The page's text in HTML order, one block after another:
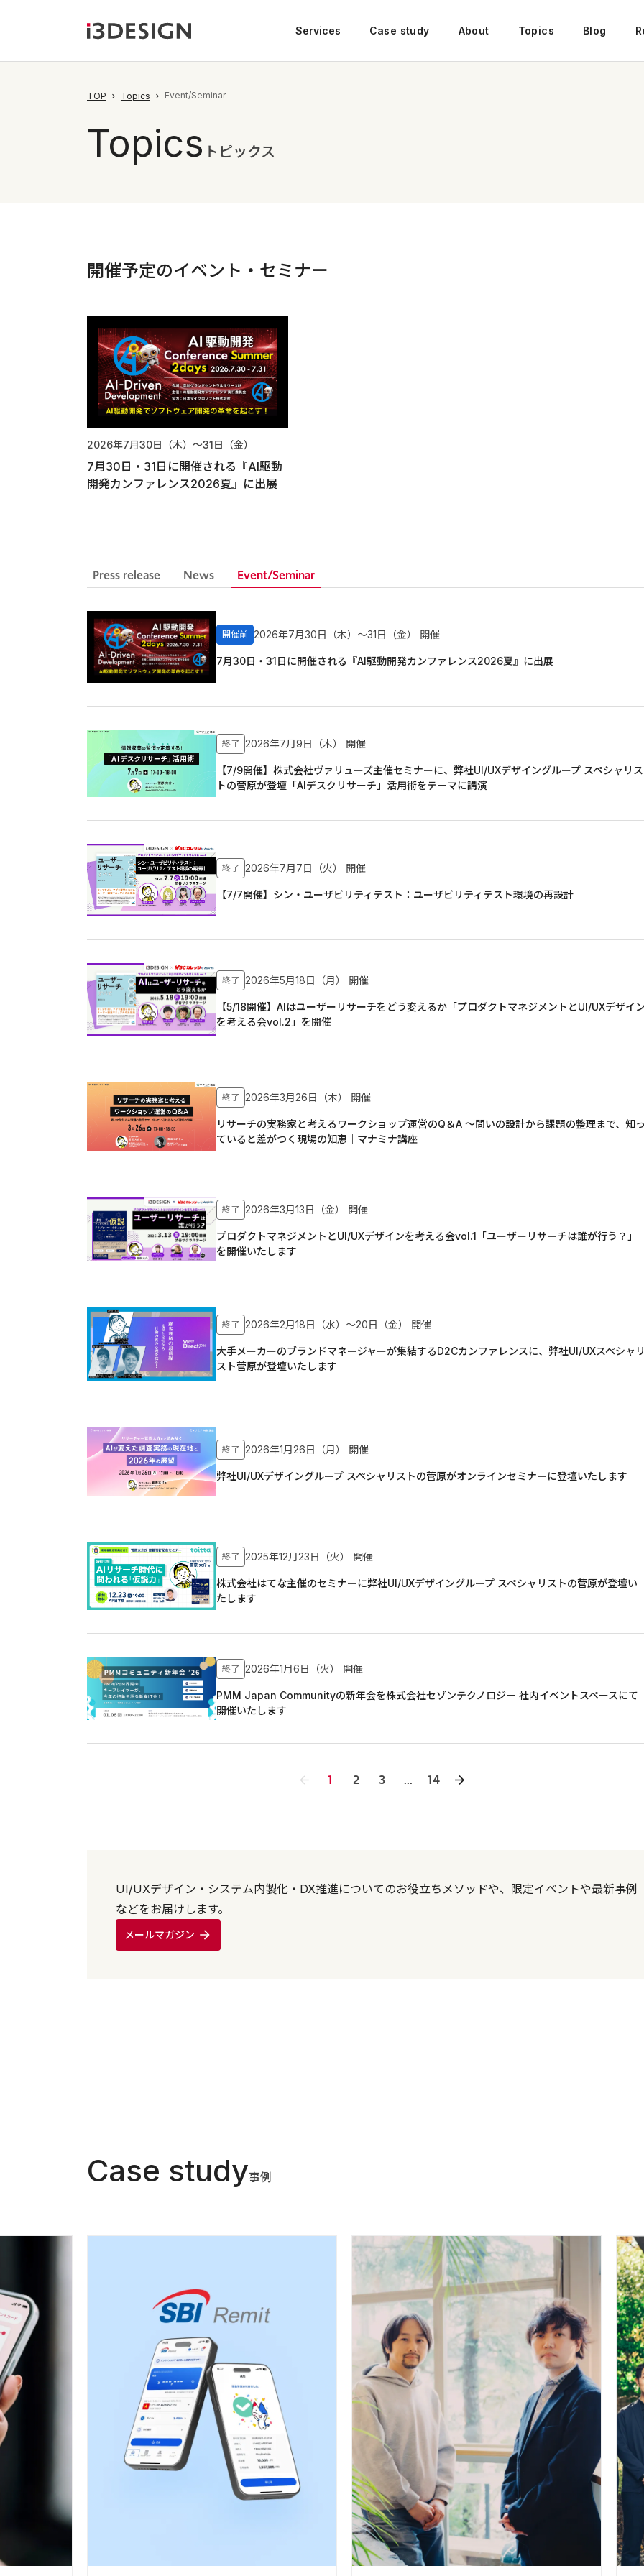
Services Case study About Topics Blog
TOP Topics Event/Seminar
Topics トピックス
開催予定のイベント・セミナー
2026年7月30日（木）〜31日（金）
7月30日・31日に開催される『AI駆動
開発カンファレンス2026夏』に出展
Press release News Event/Seminar
開催前 2026年7月30日（木）〜31日（金） 開催
7月30日・31日に開催される『AI駆動開発カンファレンス2026夏』に出展
終了 2026年7月9日（木） 開催
【7/9開催】株式会社ヴァリューズ主催セミナーに、弊社UI/UXデザイングループ スペシャリス
トの菅原が登壇「AIデスクリサーチ」活用術をテーマに講演
終了 2026年7月7日（火） 開催
【7/7開催】シン・ユーザビリティテスト：ユーザビリティテスト環境の再設計
終了 2026年5月18日（月） 開催
【5/18開催】AIはユーザーリサーチをどう変えるか「プロダクトマネジメントとUI/UXデザイ
を考える会vol.2」を開催
終了 2026年3月26日（木） 開催
リサーチの実務家と考えるワークショップ運営のQ＆A 〜問いの設計から課題の整理まで、知
ていると差がつく現場の知恵｜マナミナ講座
終了 2026年3月13日（金） 開催
プロダクトマネジメントとUI/UXデザインを考える会vol.1「ユーザーリサーチは誰が行う？」
を開催いたします
終了 2026年2月18日（水）〜20日（金） 開催
大手メーカーのブランドマネージャーが集結するD2Cカンファレンスに、弊社UI/UXスペシャ
スト菅原が登壇いたします
終了 2026年1月26日（月） 開催
弊社UI/UXデザイングループ スペシャリストの菅原がオンラインセミナーに登壇いたします
終了 2025年12月23日（火） 開催
株式会社はてな主催のセミナーに弊社UI/UXデザイングループ スペシャリストの菅原が登壇い
たします
終了 2026年1月6日（火） 開催
PMM Japan Communityの新年会を株式会社セゾンテクノロジー 社内イベントスペースにて
開催いたします
1 2 3 ... 14
UI/UXデザイン・システム内製化・DX推進についてのお役立ちメソッドや、限定イベントや最新事例
などをお届けします。
メールマガジン
Case study事例